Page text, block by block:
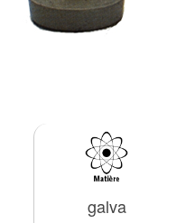
galva